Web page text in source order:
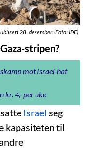
28. desember. (Foto: IDF)
stripen?
mot Israel-hat
kr. 4,- per uke
Israel seg
kapasiteten til